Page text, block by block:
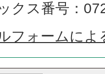
クス番号：
フォームに